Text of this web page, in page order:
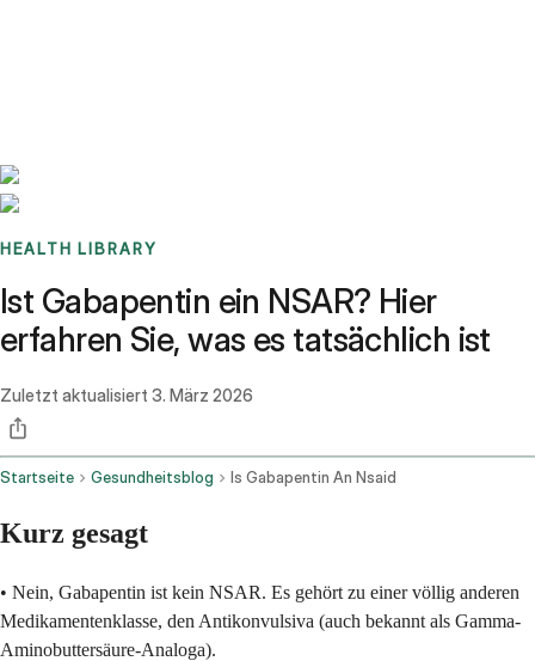
HEALTH LIBRARY
Ist Gabapentin ein NSAR? Hier
erfahren Sie, was es tatsächlich ist
Zuletzt aktualisiert 3. März 2026
Startseite Gesundheitsblog Is Gabapentin An Nsaid
Kurz gesagt
• Nein, Gabapentin ist kein NSAR. Es gehört zu einer völlig anderen
Medikamentenklasse, den Antikonvulsiva (auch bekannt als Gamma-
Aminobuttersäure-Analoga).